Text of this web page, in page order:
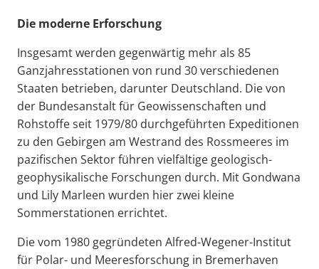
Die moderne Erforschung
Insgesamt werden gegenwärtig mehr als 85
Ganzjahresstationen von rund 30 verschiedenen
Staaten betrieben, darunter Deutschland. Die von
der Bundesanstalt für Geowissenschaften und
Rohstoffe seit 1979/80 durchgeführten Expeditionen
zu den Gebirgen am Westrand des Rossmeeres im
pazifischen Sektor führen vielfältige geologisch-
geophysikalische Forschungen durch. Mit Gondwana
und Lily Marleen wurden hier zwei kleine
Sommerstationen errichtet.
Die vom 1980 gegründeten Alfred-Wegener-Institut
für Polar- und Meeresforschung in Bremerhaven